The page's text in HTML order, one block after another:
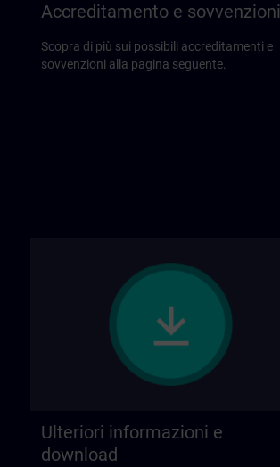
Accreditamento e sovvenzioni
Scopra di più sui possibili accreditamenti e
sovvenzioni alla pagina seguente.
Ulteriori informazioni e
download